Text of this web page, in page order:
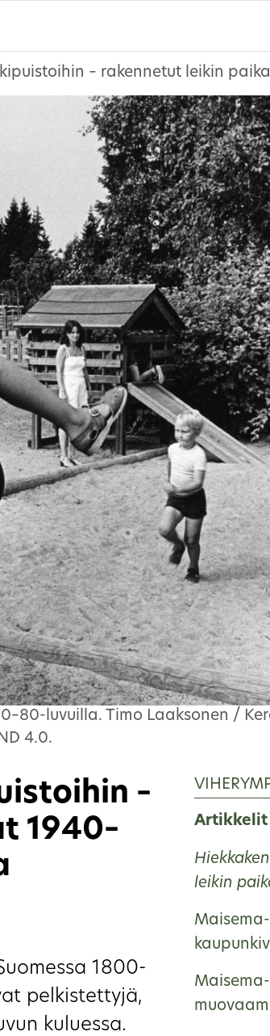
– rakennetut leikin
luvuilla. Timo Laaksonen /
4.0.
–
1940–
1800-
pelkistettyjä,
kuluessa.
Artikkelit
leikin